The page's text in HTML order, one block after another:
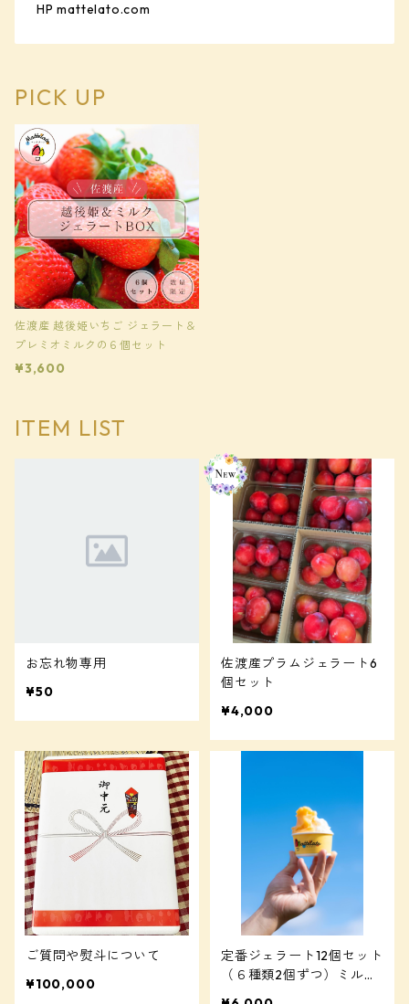
HP mattelato.com
PICK UP
佐渡産 越後姫いちご ジェラート＆
プレミオミルクの６個セット
¥3,600
ITEM LIST
お忘れ物専用
¥50
佐渡産プラムジェラート6
個セット
¥4,000
ご質問や熨斗について
¥100,000
定番ジェラート12個セット
（６種類2個ずつ）ミルク